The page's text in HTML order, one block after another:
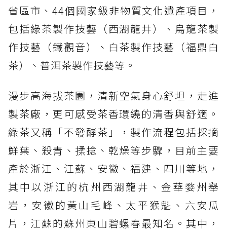
省區市、44個國家級非物質文化遺產項目，
包括綠茶製作技藝（西湖龍井）、烏龍茶製
作技藝（鐵觀音）、白茶製作技藝（福鼎白
茶）、普洱茶製作技藝等。
漫步高海拔茶園，清新空氣身心舒坦，走進
製茶廠，更可感受茶香環繞的清香與舒適。
綠茶又稱「不發酵茶」，製作流程包括採摘
鮮葉、殺青、揉捻、乾燥等步驟，目前主要
產於浙江、江蘇、安徽、福建、四川等地，
其中以浙江的杭州西湖龍井、金華婺州舉
岩，安徽的黃山毛峰、太平猴魁、六安瓜
片，江蘇的蘇州東山碧螺春最知名。其中，